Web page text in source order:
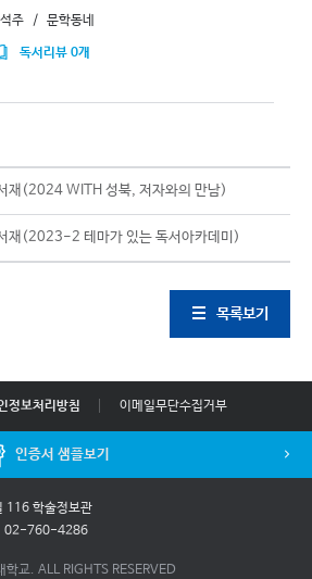
주 문학동네
독서리뷰 0개
재(2024 WITH 성북, 저자와의 만남)
재(2023-2 테마가 있는 독서아카데미)
목록보기
정보처리방침 이메일무단수집거부
인증서 샘플보기
116 학술정보관
02-760-4286
교. ALL RIGHTS RESERVED